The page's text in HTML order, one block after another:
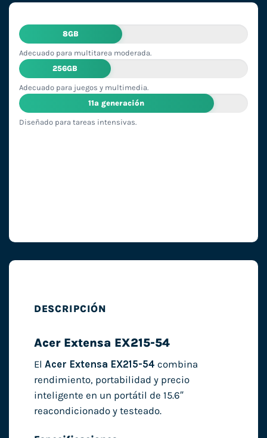
8GB
Adecuado para multitarea moderada.
256GB
Adecuado para juegos y multimedia.
11ª generación
Diseñado para tareas intensivas.
DESCRIPCIÓN
Acer Extensa EX215-54
El Acer Extensa EX215-54 combina
rendimiento, portabilidad y precio
inteligente en un portátil de 15.6″
reacondicionado y testeado.